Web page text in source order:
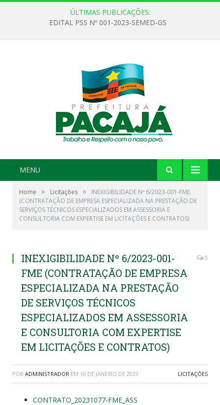
ÚLTIMAS PUBLICAÇÕES:
EDITAL PSS Nº 001-2023-SEMED-GS
MENU
Home » Licitações »
INEXIGIBILIDADE Nº 6/2023-001-FME
(CONTRATAÇÃO DE EMPRESA ESPECIALIZADA NA PRESTAÇÃO DE
SERVIÇOS TÉCNICOS ESPECIALIZADOS EM ASSESSORIA E
CONSULTORIA COM EXPERTISE EM LICITAÇÕES E CONTRATOS)
INEXIGIBILIDADE Nº 6/2023-001-
FME (CONTRATAÇÃO DE EMPRESA
ESPECIALIZADA NA PRESTAÇÃO
DE SERVIÇOS TÉCNICOS
ESPECIALIZADOS EM ASSESSORIA
E CONSULTORIA COM EXPERTISE
EM LICITAÇÕES E CONTRATOS)
0
POR ADMINISTRADOR EM 10 DE JANEIRO DE 2023 LICITAÇÕES
CONTRATO_20231077-FME_ASS